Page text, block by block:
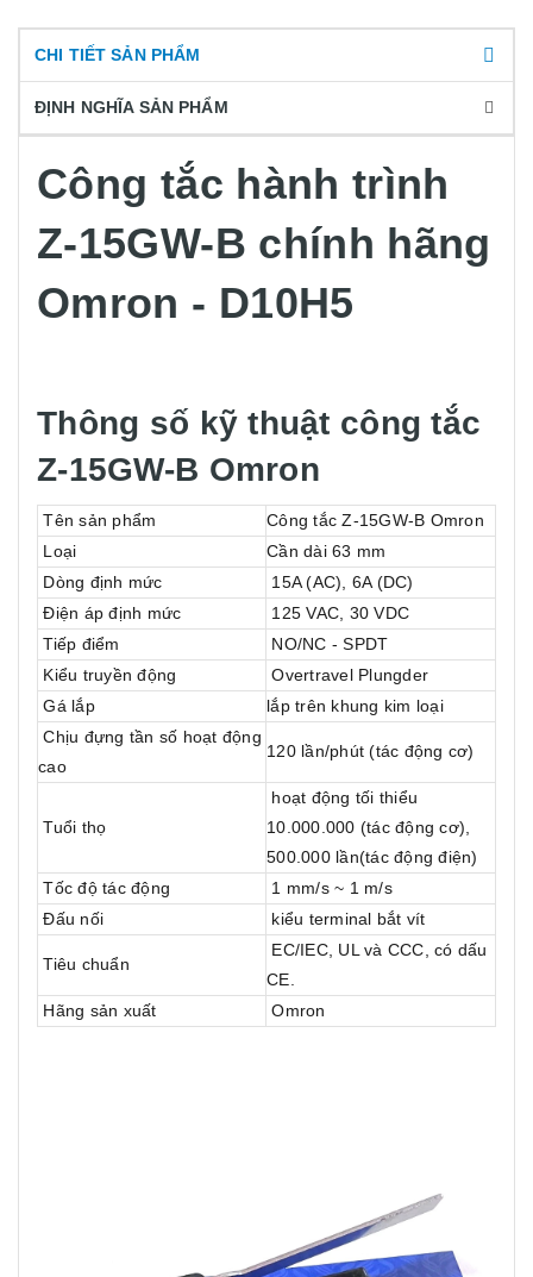
CHI TIẾT SẢN PHẨM
ĐỊNH NGHĨA SẢN PHẨM
Công tắc hành trình
Z-15GW-B chính hãng
Omron - D10H5
Thông số kỹ thuật công tắc
Z-15GW-B Omron
Tên sản phẩm
Công tắc Z-15GW-B Omron
Loại
Cần dài 63 mm
Dòng định mức
15A (AC), 6A (DC)
Điện áp định mức
125 VAC, 30 VDC
Tiếp điểm
NO/NC - SPDT
Kiểu truyền động
Overtravel Plungder
Gá lắp
lắp trên khung kim loại
Chịu đựng tần số hoạt động
cao
120 lần/phút (tác động cơ)
Tuổi thọ
hoạt động tối thiểu
10.000.000 (tác động cơ),
500.000 lần(tác động điện)
Tốc độ tác động
1 mm/s ~ 1 m/s
Đấu nối
kiểu terminal bắt vít
Tiêu chuẩn
EC/IEC, UL và CCC, có dấu
CE.
Hãng sản xuất
Omron